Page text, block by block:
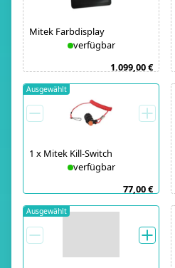
Mitek Farbdisplay
verfügbar
1.099,00 €
1 x Mitek Kill-Switch
verfügbar
77,00 €
Ausgewählt
Ausgewählt